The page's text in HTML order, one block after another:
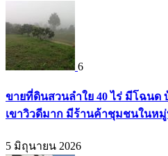
6
ขายที่ดินสวนลำใย 40 ไร่ มีโฉนด
เขาวิวดีมาก มีร้านค้าชุมชนในหมู่
5 มิถุนายน 2026